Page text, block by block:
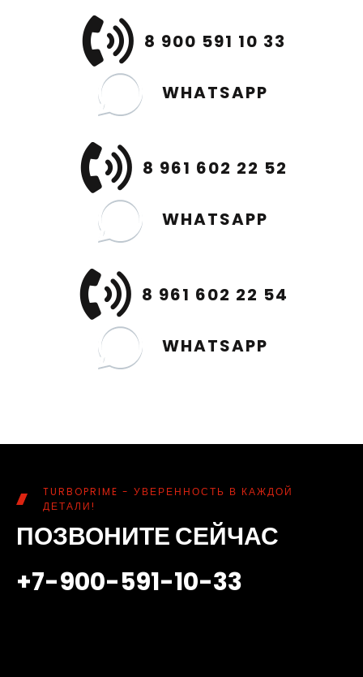
8 900 591 10 33
WHATSAPP
8 961 602 22 52
WHATSAPP
8 961 602 22 54
WHATSAPP
TURBOPRIME - УВЕРЕННОСТЬ В КАЖДОЙ
ДЕТАЛИ!
ПОЗВОНИТЕ СЕЙЧАС
+7-900-591-10-33